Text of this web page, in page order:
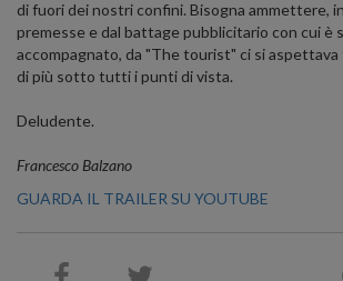
di fuori dei nostri confini. Bisogna ammettere,
premesse e dal battage pubblicitario con cui è
accompagnato, da "The tourist" ci si
di più sotto tutti i punti di vista.
Deludente.
Francesco Balzano
GUARDA IL TRAILER SU YOUTUBE